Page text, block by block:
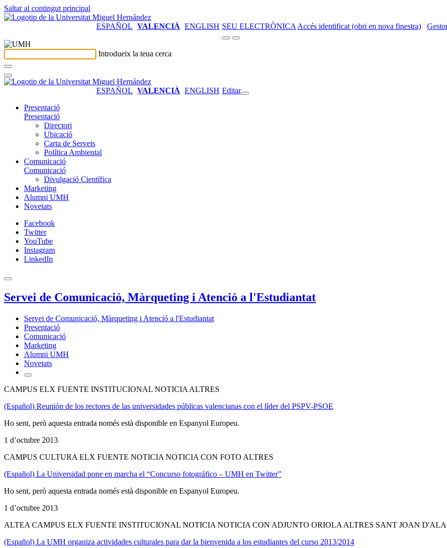
Saltar al contingut principal
ESPAÑOL VALENCIÀ ENGLISH SEU ELECTRÒNICA Accés identificat (obri en nova finestra)
Introdueix la teua cerca
ESPAÑOL VALENCIÀ ENGLISH Editar
Presentació
Presentació
Directori
Ubicació
Carta de Serveis
Política Ambiental
Comunicació
Comunicació
Divulgació Científica
Marketing
Alumni UMH
Novetats
Facebook
Twitter
YouTube
Instagram
LinkedIn
Servei de Comunicació, Màrqueting i Atenció a l'Estudiantat
Servei de Comunicació, Màrqueting i Atenció a l'Estudiantat
Presentació
Comunicació
Marketing
Alumni UMH
Novetats
CAMPUS ELX FUENTE INSTITUCIONAL NOTICIA ALTRES
(Español) Reunión de los rectores de las universidades públicas valencianas con el líder del PSPV-PSOE
Ho sent, però aquesta entrada només està disponible en Espanyol Europeu.
1 d’octubre 2013
CAMPUS CULTURA ELX FUENTE NOTICIA NOTICIA CON FOTO ALTRES
(Español) La Universidad pone en marcha el “Concurso fotográfico – UMH en Twitter”
Ho sent, però aquesta entrada només està disponible en Espanyol Europeu.
1 d’octubre 2013
ALTEA CAMPUS ELX FUENTE INSTITUCIONAL NOTICIA NOTICIA CON ADJUNTO ORIOLA ALTRES SANT JOAN
(Español) La UMH organiza actividades culturales para dar la bienvenida a los estudiantes del curso 2013/2014